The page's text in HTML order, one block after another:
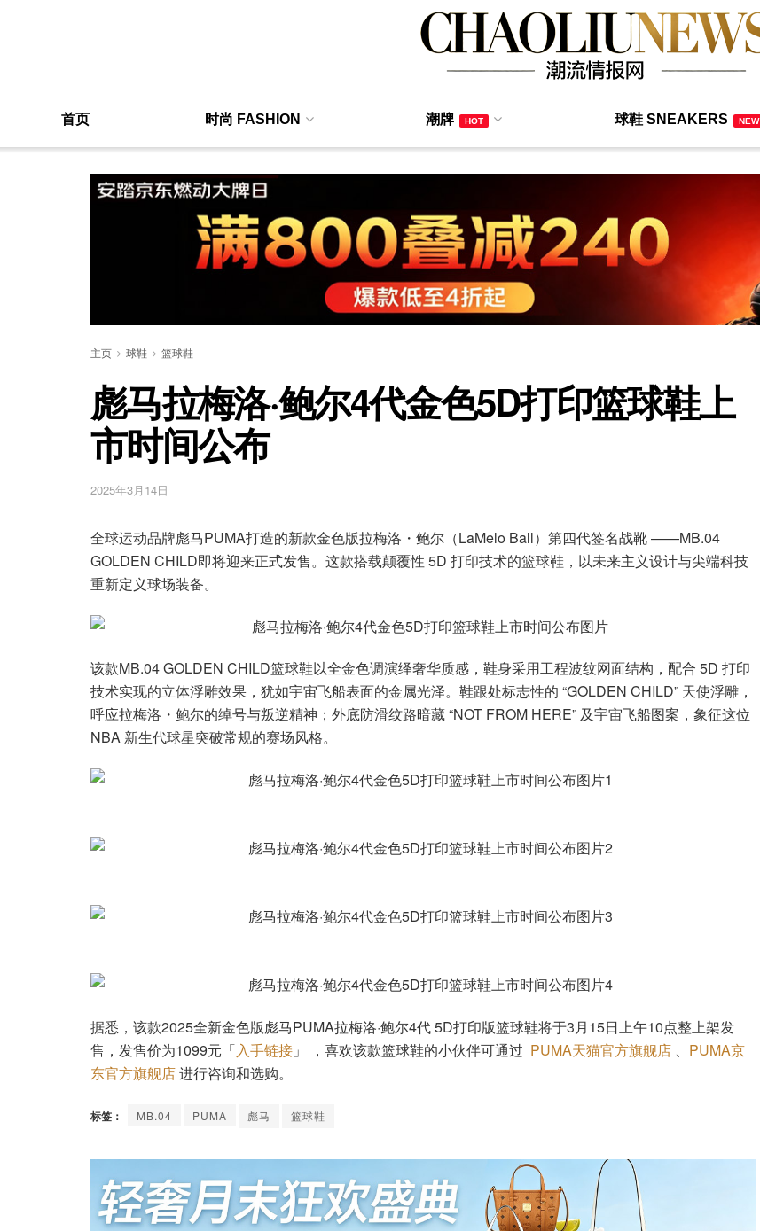
首页 时尚 FASHION 潮牌 HOT 球鞋 SNEAKERS NEW
主页 球鞋 篮球鞋
彪马拉梅洛·鲍尔4代金色5D打印篮球鞋上
市时间公布
2025年3月14日
全球运动品牌彪马PUMA打造的新款金色版拉梅洛・鲍尔（LaMelo Ball）第四代签名战靴 ——MB.04
GOLDEN CHILD即将迎来正式发售。这款搭载颠覆性 5D 打印技术的篮球鞋，以未来主义设计与尖端科技
重新定义球场装备。
该款MB.04 GOLDEN CHILD篮球鞋以全金色调演绎奢华质感，鞋身采用工程波纹网面结构，配合 5D 打印
技术实现的立体浮雕效果，犹如宇宙飞船表面的金属光泽。鞋跟处标志性的 “GOLDEN CHILD” 天使浮雕，
呼应拉梅洛・鲍尔的绰号与叛逆精神；外底防滑纹路暗藏 “NOT FROM HERE” 及宇宙飞船图案，象征这位
NBA 新生代球星突破常规的赛场风格。
据悉，该款2025全新金色版彪马PUMA拉梅洛·鲍尔4代 5D打印版篮球鞋将于3月15日上午10点整上架发
售，发售价为1099元「入手链接 」 ，喜欢该款篮球鞋的小伙伴可通过 PUMA天猫官方旗舰店 、 PUMA京
东官方旗舰店进行咨询和选购。
标签： MB.04 PUMA 彪马 篮球鞋